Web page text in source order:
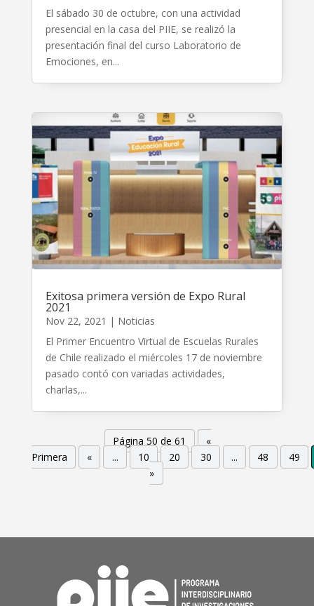
El sábado 30 de octubre, con una actividad
presencial en la casa del PIIE, se realizó la
presentación final del curso Laboratorio de
Emociones, en...
Exitosa primera versión de Expo Rural
2021
Nov 22, 2021 | Noticias
El Primer Encuentro Virtual de Escuelas Rurales
de Chile realizado el miércoles 17 de noviembre
pasado contó con variadas actividades,
charlas,...
Página 50 de 61
«
Primera
« ... 10 20 30 ... 48
49
»